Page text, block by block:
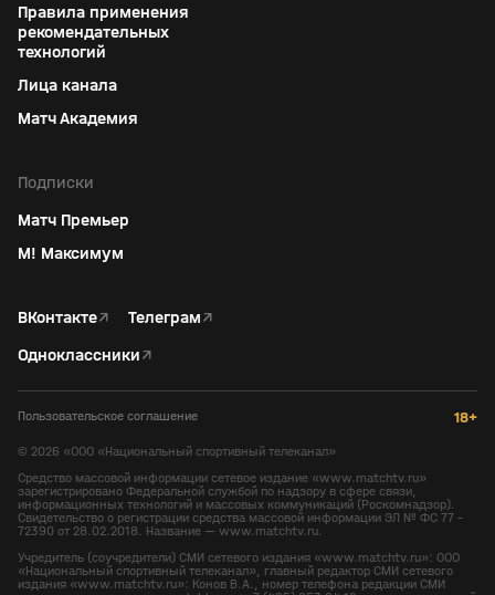
Правила применения
рекомендательных
технологий
Лица канала
Матч Академия
Подписки
Матч Премьер
М! Максимум
ВКонтакте↗ Телеграм↗
Одноклассники↗
Пользовательское соглашение 18+
© 2026 «ООО «Национальный спортивный телеканал»
Средство массовой информации сетевое издание «www.matchtv.ru»
зарегистрировано Федеральной службой по надзору в сфере связи,
информационных технологий и массовых коммуникаций (Роскомнадзор).
Свидетельство о регистрации средства массовой информации ЭЛ № ФС 77 -
72390 от 28.02.2018. Название — www.matchtv.ru.
Учредитель (соучредители) СМИ сетевого издания «www.matchtv.ru»: ООО
«Национальный спортивный телеканал», главный редактор СМИ сетевого
издания «www.matchtv.ru»: Конов В.А., номер телефона редакции СМИ